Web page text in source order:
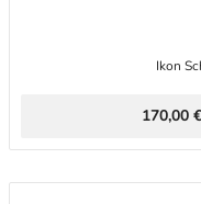
Ikon
170,00 €